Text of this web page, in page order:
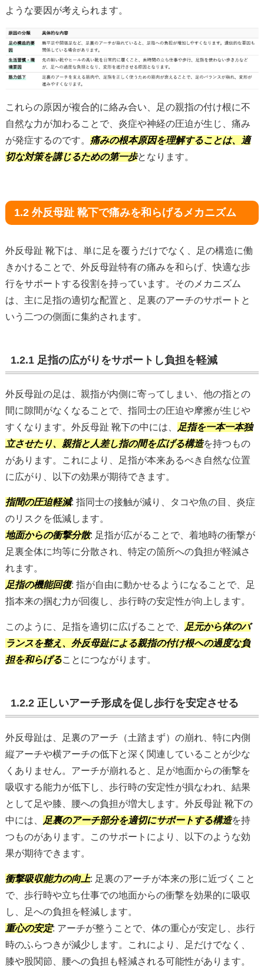
ような要因が考えられます。
これらの原因が複合的に絡み合い、足の親指の付け根に不
自然な力が加わることで、炎症や神経の圧迫が生じ、痛み
が発症するのです。 痛みの根本原因を理解することは、適
切な対策を講じるための第一歩となります。
1.2 外反母趾 靴下で痛みを和らげるメカニズム
外反母趾 靴下は、単に足を覆うだけでなく、足の構造に働
きかけることで、外反母趾特有の痛みを和らげ、快適な歩
行をサポートする役割を持っています。そのメカニズム
は、主に足指の適切な配置と、足裏のアーチのサポートと
いう二つの側面に集約されます。
1.2.1 足指の広がりをサポートし負担を軽減
外反母趾の足は、親指が内側に寄ってしまい、他の指との
間に隙間がなくなることで、指同士の圧迫や摩擦が生じや
すくなります。外反母趾 靴下の中には、 足指を一本一本独
立させたり、親指と人差し指の間を広げる構造を持つもの
があります。これにより、足指が本来あるべき自然な位置
に広がり、以下の効果が期待できます。
指間の圧迫軽減: 指同士の接触が減り、タコや魚の目、炎症
のリスクを低減します。
地面からの衝撃分散: 足指が広がることで、着地時の衝撃が
足裏全体に均等に分散され、特定の箇所への負担が軽減さ
れます。
足指の機能回復: 指が自由に動かせるようになることで、足
指本来の掴む力が回復し、歩行時の安定性が向上します。
このように、足指を適切に広げることで、 足元から体のバ
ランスを整え、外反母趾による親指の付け根への過度な負
担を和らげることにつながります。
1.2.2 正しいアーチ形成を促し歩行を安定させる
外反母趾は、足裏のアーチ（土踏まず）の崩れ、特に内側
縦アーチや横アーチの低下と深く関連していることが少な
くありません。アーチが崩れると、足が地面からの衝撃を
吸収する能力が低下し、歩行時の安定性が損なわれ、結果
として足や膝、腰への負担が増大します。外反母趾 靴下の
中には、
足裏のアーチ部分を適切にサポートする構造を持
つものがあります。このサポートにより、以下のような効
果が期待できます。
衝撃吸収能力の向上: 足裏のアーチが本来の形に近づくこと
で、歩行時や立ち仕事での地面からの衝撃を効果的に吸収
し、足への負担を軽減します。
重心の安定: アーチが整うことで、体の重心が安定し、歩行
時のふらつきが減少します。これにより、足だけでなく、
膝や股関節、腰への負担も軽減される可能性があります。